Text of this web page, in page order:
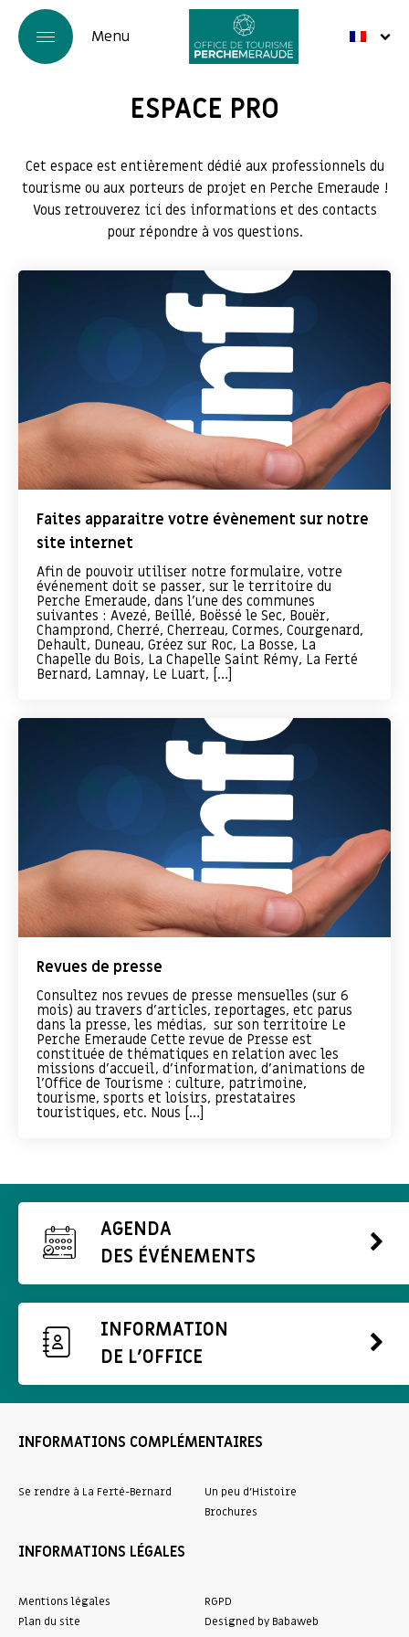
ESPACE PRO
Cet espace est entièrement dédié aux professionnels du
tourisme ou aux porteurs de projet en Perche Emeraude !
Vous retrouverez ici des informations et des contacts
pour répondre à vos questions.
Faites apparaitre votre évènement sur notre
site internet
Afin de pouvoir utiliser notre formulaire, votre
événement doit se passer, sur le territoire du
Perche Emeraude, dans l’une des communes
suivantes : Avezé, Beillé, Boëssé le Sec, Bouër,
Champrond, Cherré, Cherreau, Cormes, Courgenard,
Dehault, Duneau, Gréez sur Roc, La Bosse, La
Chapelle du Bois, La Chapelle Saint Rémy, La Ferté
Bernard, Lamnay, Le Luart, […]
Revues de presse
Consultez nos revues de presse mensuelles (sur 6
mois) au travers d’articles, reportages, etc parus
dans la presse, les médias, sur son territoire Le
Perche Emeraude Cette revue de Presse est
constituée de thématiques en relation avec les
missions d’accueil, d’information, d’animations de
l’Office de Tourisme : culture, patrimoine,
tourisme, sports et loisirs, prestataires
touristiques, etc. Nous […]
AGENDA
DES ÉVÉNEMENTS
INFORMATION
DE L'OFFICE
INFORMATIONS COMPLÉMENTAIRES
Se rendre à La Ferté-Bernard
Un peu d’Histoire
Brochures
INFORMATIONS LÉGALES
Mentions légales
Plan du site
RGPD
Designed by Babaweb